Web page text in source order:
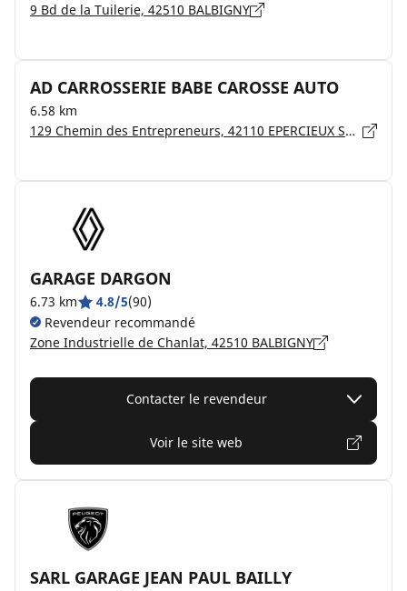
9 Bd de la Tuilerie, 42510 BALBIGNY
AD CARROSSERIE BABE CAROSSE AUTO
6.58 km
129 Chemin des Entrepreneurs, 42110 EPERCIEUX SAINT PAUL
GARAGE DARGON
6.73 km 4.8/5(90)
Revendeur recommandé
Zone Industrielle de Chanlat, 42510 BALBIGNY
Contacter le revendeur
Voir le site web
SARL GARAGE JEAN PAUL BAILLY